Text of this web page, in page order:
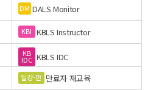
DM DALS Monitor
KBI KBLS Instructor
KB
IDC KBLS IDC
일강-만 만료자 재교육